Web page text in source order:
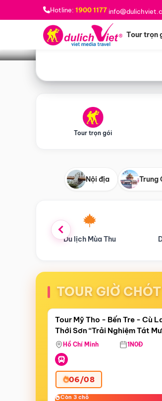
Hotline: 1900 1177
Tour trọn
Bạn muốn đi đâu? *
Tour trọn gói
Nội địa Trung
Du lịch Mùa Đông
TOUR GIỜ CHÓT
Còn22:51:14
Điểm nổi
Tour Mỹ Tho - Bến Tre - Cù
Thới Sơn “Trải Nghiệm Tát
Bắt Cá”
Hồ Chí Minh 1N0Đ
06/08
Còn 3 chỗ
Còn 3 chỗ